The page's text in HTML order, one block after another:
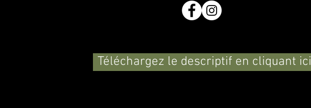
Téléchargez le descriptif en cliquant ici